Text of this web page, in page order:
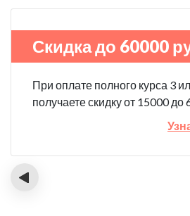
Скидка до 60000
При оплате полного курса 3
получаете скидку от 15000 до
‹